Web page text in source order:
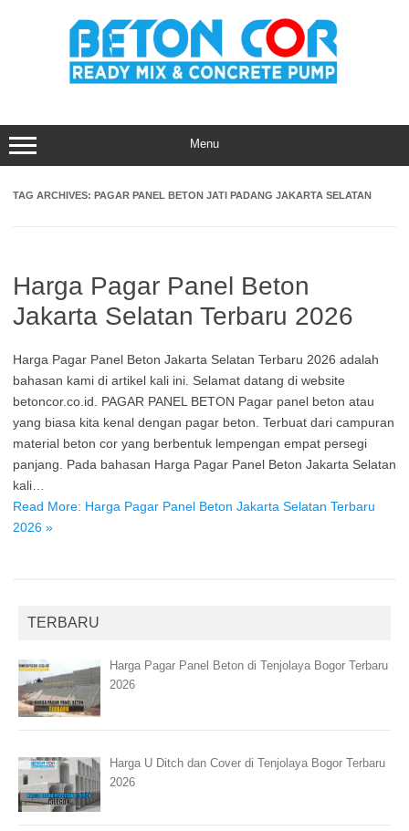
Menu
TAG ARCHIVES: PAGAR PANEL BETON JATI PADANG JAKARTA SELATAN
Harga Pagar Panel Beton
Jakarta Selatan Terbaru 2026
Harga Pagar Panel Beton Jakarta Selatan Terbaru 2026 adalah
bahasan kami di artikel kali ini. Selamat datang di website
betoncor.co.id. PAGAR PANEL BETON Pagar panel beton atau
yang biasa kita kenal dengan pagar beton. Terbuat dari campuran
material beton cor yang berbentuk lempengan empat persegi
panjang. Pada bahasan Harga Pagar Panel Beton Jakarta Selatan
kali…
Read More: Harga Pagar Panel Beton Jakarta Selatan Terbaru
2026 »
TERBARU
Harga Pagar Panel Beton di Tenjolaya Bogor Terbaru
2026
Harga U Ditch dan Cover di Tenjolaya Bogor Terbaru
2026